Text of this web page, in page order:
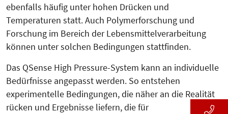
ebenfalls häufig unter hohen Drücken und
Temperaturen statt. Auch Polymerforschung und
Forschung im Bereich der Lebensmittelverarbeitung
können unter solchen Bedingungen stattfinden.
Das QSense High Pressure-System kann an individuelle
Bedürfnisse angepasst werden. So entstehen
experimentelle Bedingungen, die näher an die Realität
rücken und Ergebnisse liefern, die für